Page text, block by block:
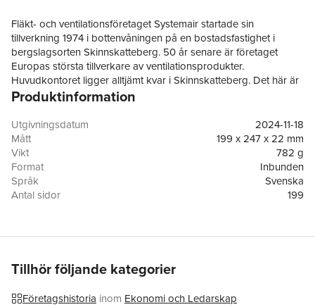
Fläkt- och ventilationsföretaget Systemair startade sin
tillverkning 1974 i bottenvåningen på en bostadsfastighet i
bergslagsorten Skinnskatteberg. 50 år senare är företaget
Europas största tillverkare av ventilationsprodukter.
Huvudkontoret ligger alltjämt kvar i Skinnskatteberg. Det här är
berättelsen om en till synes enkel teknisk innovation som tack
företagsbyggande som väckt börsanalytikernas häpnad.
Produktinformation
Utgivningsdatum
2024-11-18
Mått
199 x 247 x 22 mm
Vikt
782 g
Format
Inbunden
Språk
Svenska
Antal sidor
199
Medarbetare
Patrik Sundström
Tillhör följande kategorier
Företagshistoria inom Ekonomi och Ledarskap